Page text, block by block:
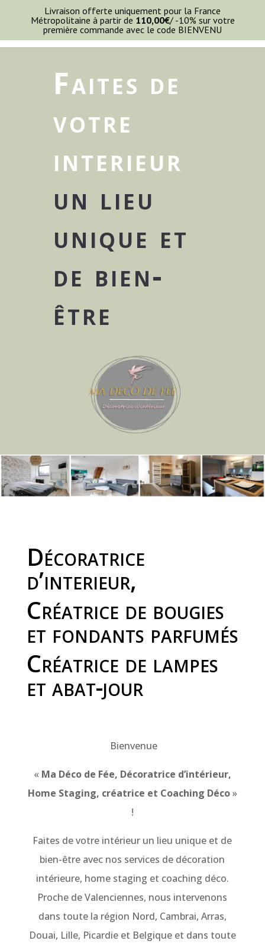
Faites de
votre
interieur
un lieu
unique et
de bien-
être
Décoratrice
d’interieur,
Créatrice de bougies
et fondants parfumés
Créatrice de lampes
et abat-jour
Bienvenue
« Ma Déco de Fée, Décoratrice d’intérieur,
Home Staging, créatrice et Coaching Déco»
!
Faites de votre intérieur un lieu unique et de
bien-être avec nos services de décoration
intérieure, home staging et coaching déco.
Proche de Valenciennes, nous intervenons
dans toute la région Nord, Cambrai, Arras,
Douai, Lille, Picardie et Belgique et dans toute
Livraison offerte uniquement pour la France
Métropolitaine à partir de 110,00€/ -10% sur votre
première commande avec le code BIENVENU